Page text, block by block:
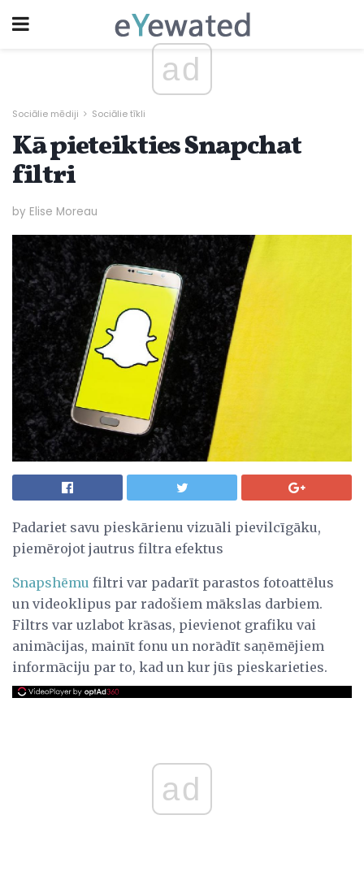
ad
Sociālie mēdiji Sociālie tīkli
Kā pieteikties Snapchat
filtri
by Elise Moreau
Padariet savu pieskārienu vizuāli pievilcīgāku,
piemērojot jautrus filtra efektus
Snapshēmu filtri var padarīt parastos fotoattēlus
un videoklipus par radošiem mākslas darbiem.
Filtrs var uzlabot krāsas, pievienot grafiku vai
animācijas, mainīt fonu un norādīt saņēmējiem
informāciju par to, kad un kur jūs pieskarieties.
ad